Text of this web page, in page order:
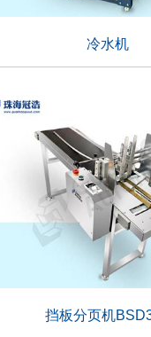
适用行业：
冷水机
挡板分页机